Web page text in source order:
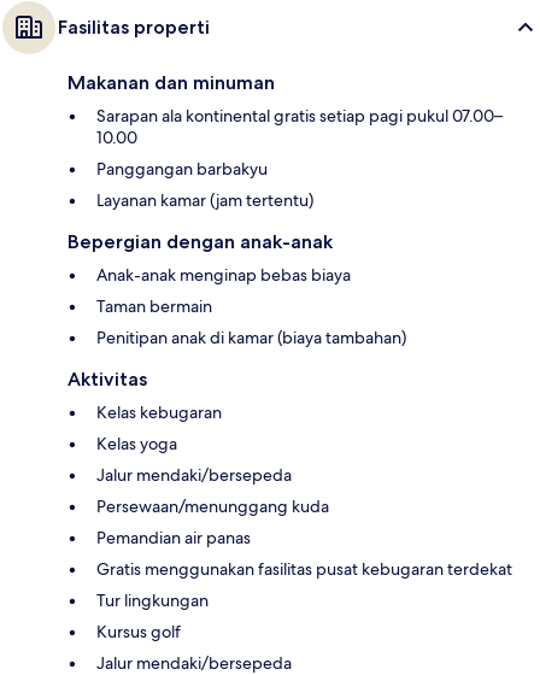
Fasilitas properti
Makanan dan minuman
Sarapan ala kontinental gratis setiap pagi pukul 07.00–
10.00
Panggangan barbakyu
Layanan kamar (jam tertentu)
Bepergian dengan anak-anak
Anak-anak menginap bebas biaya
Taman bermain
Penitipan anak di kamar (biaya tambahan)
Aktivitas
Kelas kebugaran
Kelas yoga
Jalur mendaki/bersepeda
Persewaan/menunggang kuda
Pemandian air panas
Gratis menggunakan fasilitas pusat kebugaran terdekat
Tur lingkungan
Kursus golf
Jalur mendaki/bersepeda